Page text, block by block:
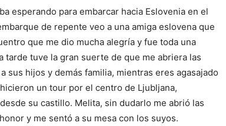
esperando para embarcar hacia Eslovenia en el
de repente veo a una amiga eslovena que
que me dio mucha alegría y fue toda una
tarde tuve la gran suerte de que me abriera las
sus hijos y demás familia, mientras eres agasajado
un tour por el centro de Ljubljana,
su castillo. Melita, sin dudarlo me abrió las
y me sentó a su mesa con los suyos.